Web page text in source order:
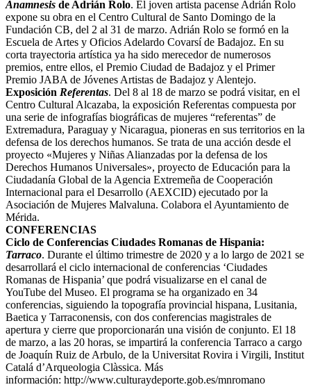
Anamnesis de Adrián Rolo. El joven artista pacense Adrián Rolo
expone su obra en el Centro Cultural de Santo Domingo de la
Fundación CB, del 2 al 31 de marzo. Adrián Rolo se formó en la
Escuela de Artes y Oficios Adelardo Covarsí de Badajoz. En su
corta trayectoria artística ya ha sido merecedor de numerosos
premios, entre ellos, el Premio Ciudad de Badajoz y el Primer
Premio JABA de Jóvenes Artistas de Badajoz y Alentejo.
Exposición Referentas. Del 8 al 18 de marzo se podrá visitar, en el
Centro Cultural Alcazaba, la exposición Referentas compuesta por
una serie de infografías biográficas de mujeres “referentas” de
Extremadura, Paraguay y Nicaragua, pioneras en sus territorios en la
defensa de los derechos humanos. Se trata de una acción desde el
proyecto «Mujeres y Niñas Alianzadas por la defensa de los
Derechos Humanos Universales», proyecto de Educación para la
Ciudadanía Global de la Agencia Extremeña de Cooperación
Internacional para el Desarrollo (AEXCID) ejecutado por la
Asociación de Mujeres Malvaluna. Colabora el Ayuntamiento de
Mérida.
CONFERENCIAS
Ciclo de Conferencias Ciudades Romanas de Hispania:
Tarraco. Durante el último trimestre de 2020 y a lo largo de 2021 se
desarrollará el ciclo internacional de conferencias ‘Ciudades
Romanas de Hispania’ que podrá visualizarse en el canal de
YouTube del Museo. El programa se ha organizado en 34
conferencias, siguiendo la topografía provincial hispana, Lusitania,
Baetica y Tarraconensis, con dos conferencias magistrales de
apertura y cierre que proporcionarán una visión de conjunto. El 18
de marzo, a las 20 horas, se impartirá la conferencia Tarraco a cargo
de Joaquín Ruiz de Arbulo, de la Universitat Rovira i Virgili, Institut
Catalá d’Arqueologia Clàssica. Más
información: http://www.culturaydeporte.gob.es/mnromano